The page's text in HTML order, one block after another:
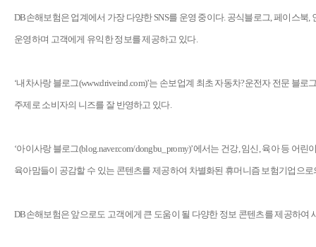
DB손해보험은 업계에서 가장 다양한 SNS를 운영 중이다. 공식블로그, 페이스북
운영하며 고객에게 유익한 정보를 제공하고 있다.
‘내차사랑 블로그(www.driveind.com)’는 손보업계 최초 자동차?운전자 전문 블로
주제로 소비자의 니즈를 잘 반영하고 있다.
‘아이사랑 블로그(blog.naver.com/dongbu_promy)’에서는 건강, 임신, 육아 등 어
육아맘들이 공감할 수 있는 콘텐츠를 제공하여 차별화된 휴머니즘 보험기업으
DB손해보험은 앞으로도 고객에게 큰 도움이 될 다양한 정보 콘텐츠를 제공하